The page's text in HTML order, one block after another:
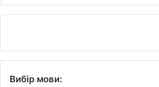
Вибір мови: